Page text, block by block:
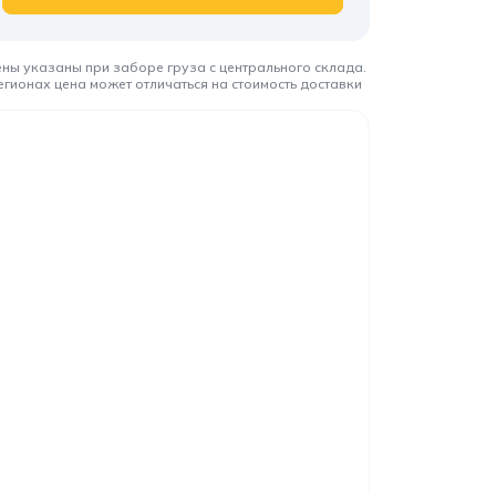
указаны при заборе груза с центрального склада.
цена может отличаться на стоимость доставки